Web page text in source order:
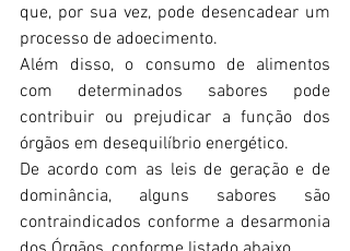
que, por sua vez, pode desencadear um
processo de adoecimento.
Além disso, o consumo de alimentos
com determinados sabores pode
contribuir ou prejudicar a função dos
órgãos em desequilíbrio energético.
De acordo com as leis de geração e de
dominância, alguns sabores são
contraindicados conforme a desarmonia